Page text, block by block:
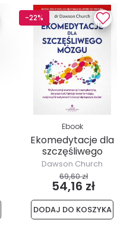
-22%
Ebook
Ekomedytacje dla
szczęśliwego
mózgu
Dawson Church
69,60 zł
54,16 zł
DODAJ DO KOSZYKA